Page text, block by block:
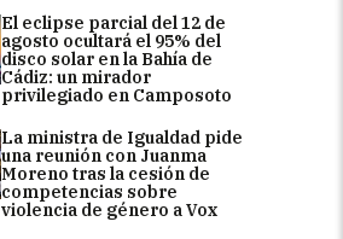
El eclipse parcial del 12 de
agosto ocultará el 95% del
disco solar en la Bahía de
Cádiz: un mirador
privilegiado en Camposoto
La ministra de Igualdad pide
una reunión con Juanma
Moreno tras la cesión de
competencias sobre
violencia de género a Vox